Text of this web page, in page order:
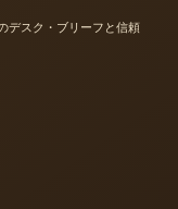
デスク・ブリーフと信頼